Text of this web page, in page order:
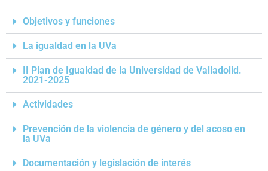
Objetivos y funciones
La igualdad en la UVa
II Plan de Igualdad de la Universidad de Valladolid.
2021-2025
Actividades
Prevención de la violencia de género y del acoso en
la UVa
Documentación y legislación de interés